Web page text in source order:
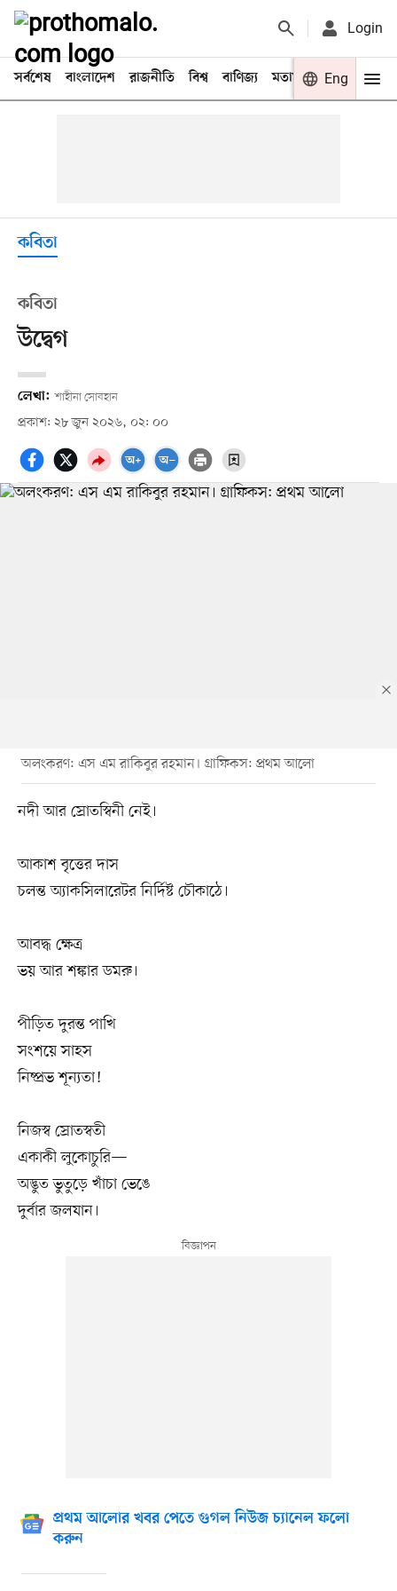
Login
সর্বশেষ বাংলাদেশ রাজনীতি বিশ্ব বাণিজ্য মতামত খেলা
Eng
কবিতা
কবিতা
উদ্বেগ
লেখা: শাহীনা সোবহান
প্রকাশ: ২৮ জুন ২০২৬, ০২: ০০
অলংকরণ: এস এম রাকিবুর রহমান। গ্রাফিকস: প্রথম আলো
নদী আর স্রোতস্বিনী নেই।
আকাশ বৃত্তের দাস
চলন্ত অ্যাকসিলারেটর নির্দিষ্ট চৌকাঠে।
আবদ্ধ ক্ষেত্র
ভয় আর শঙ্কার ডমরু।
পীড়িত দুরন্ত পাখি
সংশয়ে সাহস
নিষ্প্রভ শূন্যতা!
নিজস্ব স্রোতস্বতী
একাকী লুকোচুরি—
অদ্ভুত ভুতুড়ে খাঁচা ভেঙে
দুর্বার জলযান।
প্রথম আলোর খবর পেতে গুগল নিউজ চ্যানেল ফলো
করুন